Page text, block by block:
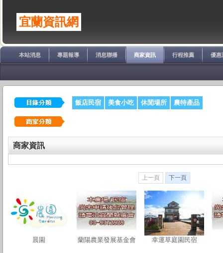
宜蘭資訊網
本站消息 專題報導 消息聯播 商家資訊 行程推薦 優惠
飯店民宿 美食小吃 休閒場所 農特產品
商家資訊
上一頁 下一頁
晨園 蘭陽農業發展基金會 幸運草庭園民宿